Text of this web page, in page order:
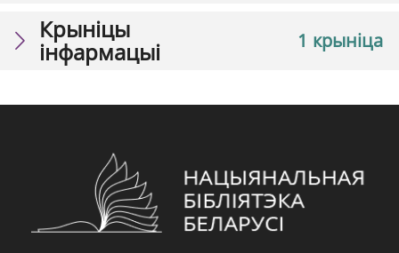
1 крыніца
Крыніцы
інфармацыі